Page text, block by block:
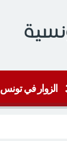
الزوار في تونس